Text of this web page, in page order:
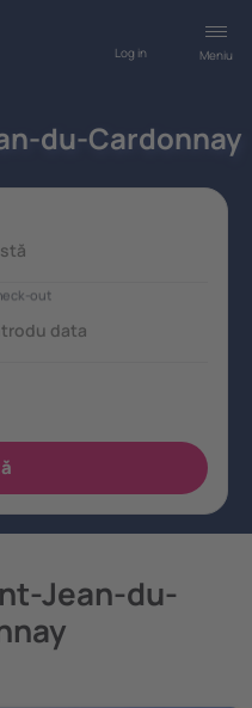
Meniu
Log in
du-Cardonnay
Jean-du-